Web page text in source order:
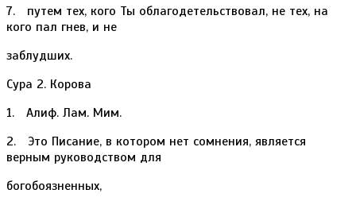
7. путем тех, кого Ты облагодетельствовал, не тех, на
кого пал гнев, и не
заблудших.
Сура 2. Корова
1. Алиф. Лам. Мим.
2. Это Писание, в котором нет сомнения, является
верным руководством для
богобоязненных,